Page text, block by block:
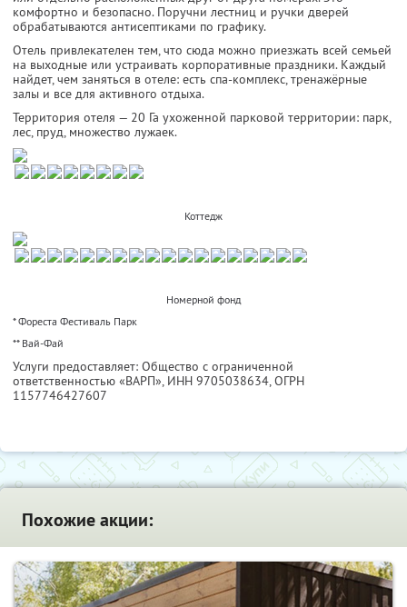
комфортно и безопасно. Поручни лестниц и ручки дверей
обрабатываются антисептиками по графику.
Отель привлекателен тем, что сюда можно приезжать всей семьей
на выходные или устраивать корпоративные праздники. Каждый
найдет, чем заняться в отеле: есть спа-комплекс, тренажёрные
залы и все для активного отдыха.
Территория отеля — 20 Га ухоженной парковой территории: парк,
лес, пруд, множество лужаек.
Коттедж
Номерной фонд
* Фореста Фестиваль Парк
** Вай-Фай
Услуги предоставляет: Общество с ограниченной
ответственностью «ВАРП», ИНН 9705038634, ОГРН
1157746427607
Похожие акции: